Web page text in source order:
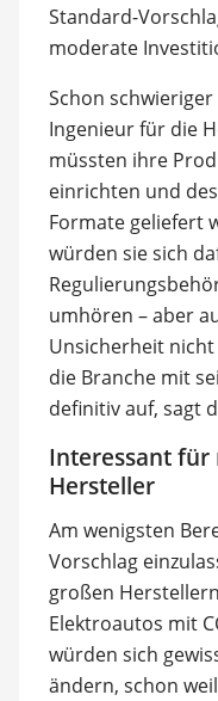
Standard-
moderate
Schon
Ingenieur für die
müssten ihre
einrichten und
Formate geliefert
würden sie sich
umhören – aber
Unsicherheit
die Branche mit
definitiv auf, sagt
Interessant für
Hersteller
Am wenigsten
Vorschlag
großen
Elektroautos mit
würden sich
ändern, schon